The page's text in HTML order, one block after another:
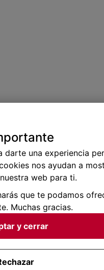
darte una experiencia
nos ayudan a
web para ti.
que te podamos
Muchas gracias.
y cerrar